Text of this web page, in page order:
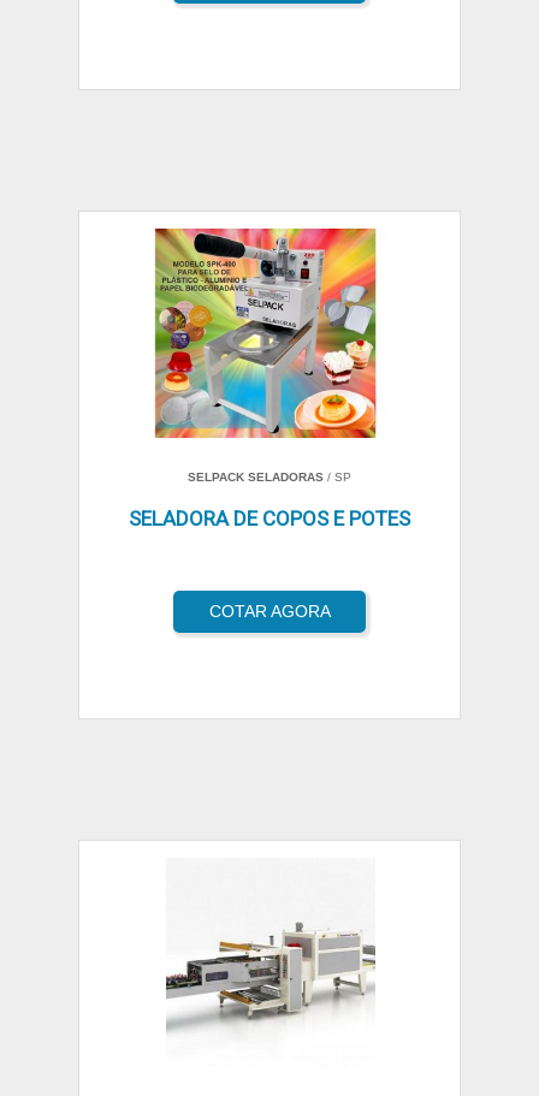
SELPACK SELADORAS / SP
SELADORA DE COPOS E POTES
COTAR AGORA